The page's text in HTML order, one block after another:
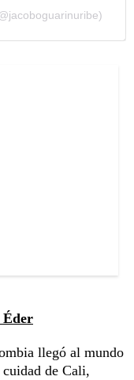
Éder
llegó al mundo
de Cali,